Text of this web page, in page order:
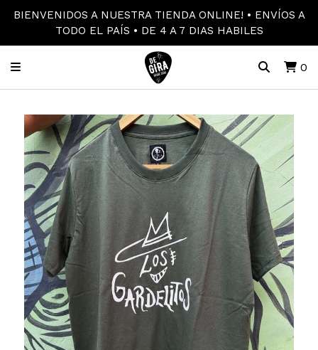
BIENVENIDOS A NUESTRA TIENDA ONLINE! • ENVÍOS A
TODO EL PAÍS • DE 4 A 7 DIAS HABILES
0